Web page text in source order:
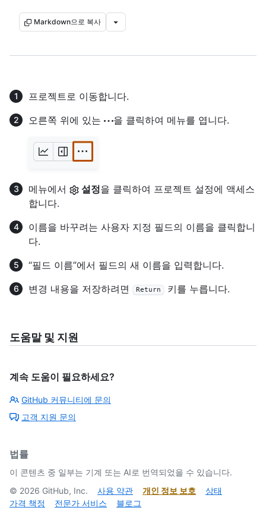
Markdown으로 복사
프로젝트로 이동합니다.
오른쪽 위에 있는
을 클릭하여 메뉴를 엽니다.
메뉴에서 설정을 클릭하여 프로젝트 설정에 액세스
합니다.
이름을 바꾸려는 사용자 지정 필드의 이름을 클릭합니
다.
“필드 이름”에서 필드의 새 이름을 입력합니다.
변경 내용을 저장하려면
Return 키를 누릅니다.
도움말 및 지원
계속 도움이 필요하세요?
GitHub 커뮤니티에 문의
고객 지원 문의
법률
이 콘텐츠 중 일부는 기계 또는 AI로 번역되었을 수 있습니다.
© 2026 GitHub, Inc. 사용 약관 개인 정보 보호
상태
가격 책정
전문가 서비스 블로그